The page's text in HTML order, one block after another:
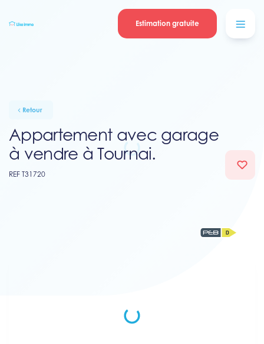
Estimation gratuite
Retour
Appartement avec garage
à vendre à Tournai.
REF T31720